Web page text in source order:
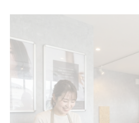
美容室求人で叶えるオフ
入ライフ
高収入でも休日が充実す
ランス実践例
美容室求人選びがプライ
する理由